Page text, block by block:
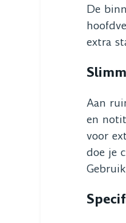
De
extra
Aan
en
voor
doe je